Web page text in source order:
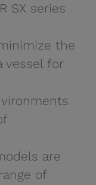
SX series
the
vessel for
are
of